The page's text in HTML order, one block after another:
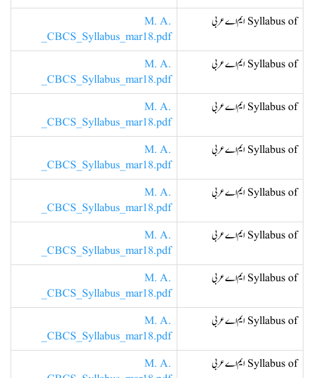
Syllabus of ایم اے عربی
M. A.
_CBCS_Syllabus_mar18.pdf
Syllabus of ایم اے عربی
M. A.
_CBCS_Syllabus_mar18.pdf
Syllabus of ایم اے عربی
M. A.
_CBCS_Syllabus_mar18.pdf
Syllabus of ایم اے عربی
M. A.
_CBCS_Syllabus_mar18.pdf
Syllabus of ایم اے عربی
M. A.
_CBCS_Syllabus_mar18.pdf
Syllabus of ایم اے عربی
M. A.
_CBCS_Syllabus_mar18.pdf
Syllabus of ایم اے عربی
M. A.
_CBCS_Syllabus_mar18.pdf
Syllabus of ایم اے عربی
M. A.
_CBCS_Syllabus_mar18.pdf
Syllabus of ایم اے عربی
M. A.